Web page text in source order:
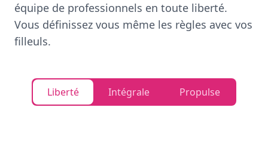
équipe de professionnels en toute liberté.
Vous définissez vous même les règles avec vos
filleuls.
Liberté Intégrale Propulse